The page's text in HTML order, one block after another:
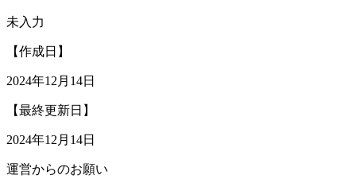
未入力
【作成日】
2024年12月14日
【最終更新日】
2024年12月14日
運営からのお願い